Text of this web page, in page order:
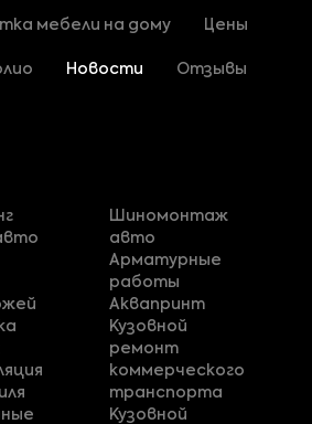
мебели на дому Цены
Новости Отзывы
Шиномонтаж
авто
Арматурные
работы
Аквапринт
Кузовной
ремонт
коммерческого
транспорта
Кузовной